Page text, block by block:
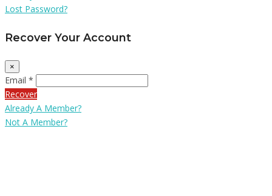
Lost Password?
Recover Your Account
×
Email *
Recover
Already A Member?
Not A Member?